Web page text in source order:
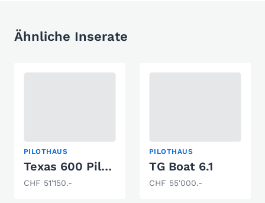
Ähnliche Inserate
PILOTHAUS
Texas 600 Pilothouse
CHF 51'150.-
PILOTHAUS
TG Boat 6.1
CHF 55'000.-